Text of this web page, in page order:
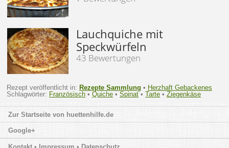
Lauchquiche mit
Speckwürfeln
43 Bewertungen
Rezept veröffentlicht in: Rezepte Sammlung • Herzhaft Gebackenes
Schlagwörter: Französisch • Quiche • Spinat • Tarte • Ziegenkäse
huettenhilfe.de
Google+